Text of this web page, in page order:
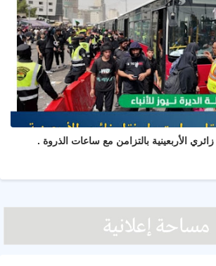
الأربعينية بالتزامن مع ساعات الذروة .